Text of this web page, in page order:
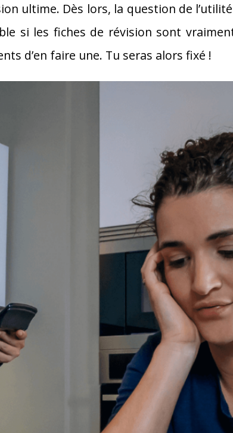
ultime. Dès lors, la question de
si les fiches de révision sont
d’en faire une. Tu seras alors fixé !